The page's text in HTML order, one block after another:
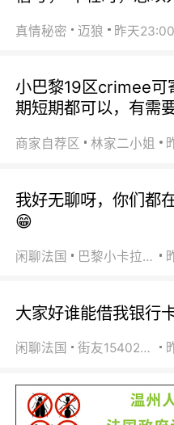
真情秘密 迈狼 昨天23:00
小巴黎19区crimee可
期短期都可以，有需
商家自荐区 林家二小姐
我好无聊呀，你们都
😁
闲聊法国 巴黎小卡拉咪
大家好谁能借我银行
闲聊法国 街友15402223